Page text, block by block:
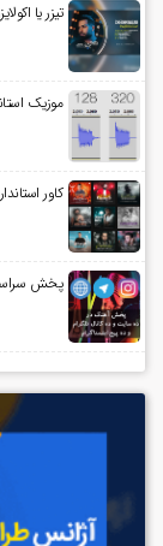
تیزر یا
موزیک
کاور
پخش